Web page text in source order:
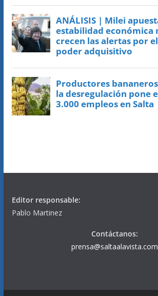
Editor responsable:
Pablo Martinez
Contáctanos:
prensa@saltaalavista.com